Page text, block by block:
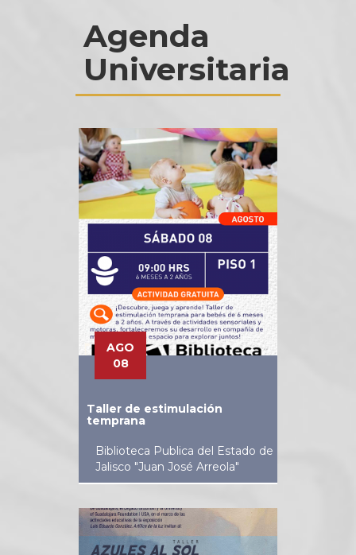
Agenda
Universitaria
AGO
08
Taller de estimulación
temprana
Biblioteca Publica del Estado de
Jalisco "Juan José Arreola"